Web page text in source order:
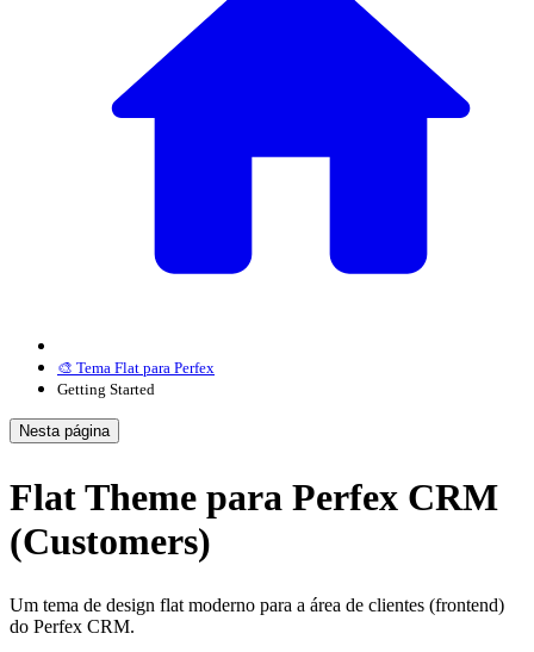
🎨 Tema Flat para Perfex
Getting Started
Nesta página
Flat Theme para Perfex CRM
(Customers)
Um tema de design flat moderno para a área de clientes (frontend)
do Perfex CRM.